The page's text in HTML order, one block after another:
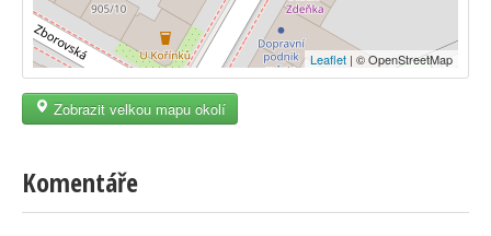
Leaflet | © OpenStreetMap
Zobrazit velkou mapu okolí
Komentáře